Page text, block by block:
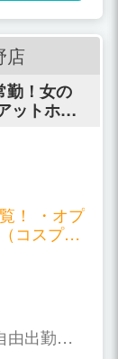
店
勤！女の
ットホー
！ ・オプ
コスプレ
約ボーナ
プショ
由出勤！